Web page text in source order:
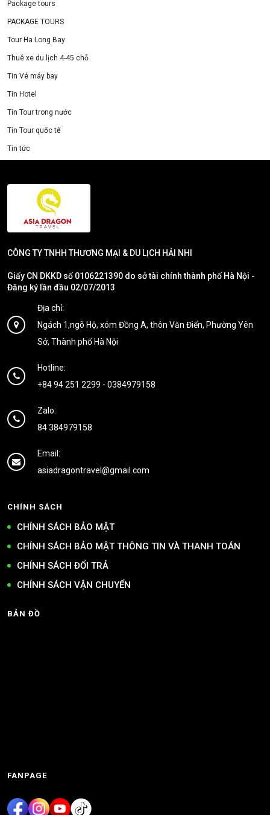
Package tours
PACKAGE TOURS
Tour Ha Long Bay
Thuê xe du lịch 4-45 chỗ
Tin Vé máy bay
Tin Hotel
Tin Tour trong nước
Tin Tour quốc tế
Tin tức
CÔNG TY TNHH THƯƠNG MẠI & DU LỊCH HẢI NHI
Giấy CN DKKD số 0106221390 do sở tài chính thành phố Hà Nội -
Đăng ký lần đầu 02/07/2013
Địa chỉ:
Ngách 1,ngõ Hộ, xóm Đồng A, thôn Văn Điển, Phường Yên
Sở, Thành phố Hà Nội
Hotline:
+84 94 251 2299 - 0384979158
Zalo:
84 384979158
Email:
asiadragontravel@gmail.com
CHÍNH SÁCH
CHÍNH SÁCH BẢO MẬT
CHÍNH SÁCH BẢO MẬT THÔNG TIN VÀ THANH TOÁN
CHÍNH SÁCH ĐỔI TRẢ
CHÍNH SÁCH VẬN CHUYỂN
BẢN ĐỒ
FANPAGE